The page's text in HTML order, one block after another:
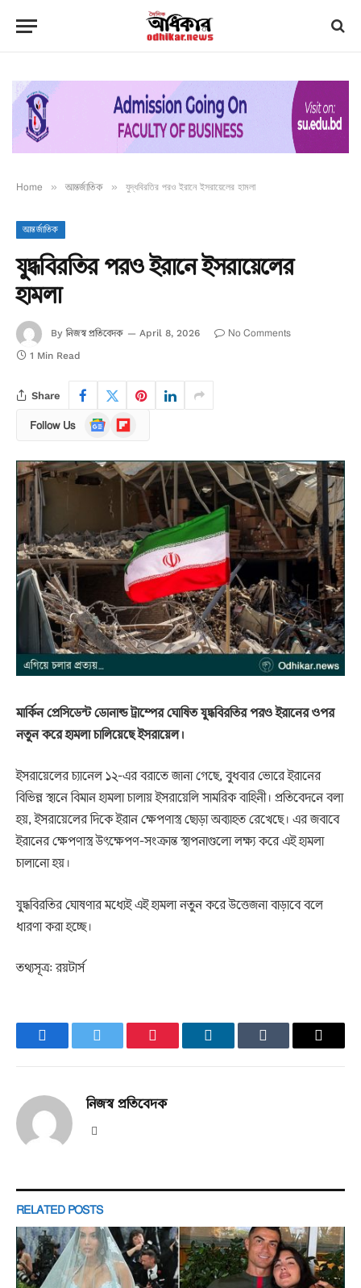
Home » আন্তর্জাতিক » যুদ্ধবিরতির পরও ইরানে ইসরায়েলের হামলা
আন্তর্জাতিক
যুদ্ধবিরতির পরও ইরানে ইসরায়েলের
হামলা
By নিজস্ব প্রতিবেদক April 8, 2026 No Comments
1 Min Read
Share
Follow Us
Google
News
Flipboard
মার্কিন প্রেসিডেন্ট ডোনাল্ড ট্রাম্পের ঘোষিত যুদ্ধবিরতির পরও ইরানের ওপর
নতুন করে হামলা চালিয়েছে ইসরায়েল।
ইসরায়েলের চ্যানেল ১২-এর বরাতে জানা গেছে, বুধবার ভোরে ইরানের
বিভিন্ন স্থানে বিমান হামলা চালায় ইসরায়েলি সামরিক বাহিনী। প্রতিবেদনে বলা
হয়, ইসরায়েলের দিকে ইরান ক্ষেপণাস্ত্র ছোড়া অব্যাহত রেখেছে। এর জবাবে
ইরানের ক্ষেপণাস্ত্র উৎক্ষেপণ-সংক্রান্ত স্থাপনাগুলো লক্ষ্য করে এই হামলা
চালানো হয়।
যুদ্ধবিরতির ঘোষণার মধ্যেই এই হামলা নতুন করে উত্তেজনা বাড়াবে বলে
ধারণা করা হচ্ছে।
তথ্যসূত্র: রয়টার্স
FacebookTwitter PinterestLinkedInTumblr Email
নিজস্ব প্রতিবেদক
RELATED POSTS